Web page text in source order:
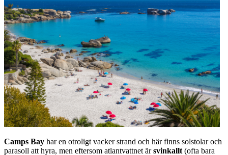
Camps Bay har en otroligt vacker strand och här finns solstolar och
parasoll att hyra, men eftersom atlantvattnet ärsvinkallt (ofta bara